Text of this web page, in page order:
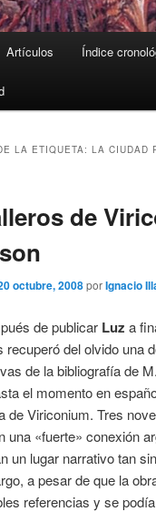
Artículos Índice
LA ETIQUETA: LA CIUDAD
de
octubre, 2008porIgnacio
de publicar Luz a
recuperó del olvido una
de la bibliografía de
el momento en
de Viriconium. Tres
una «fuerte» conexión
un lugar narrativo tan
a pesar de que la
referencias y se